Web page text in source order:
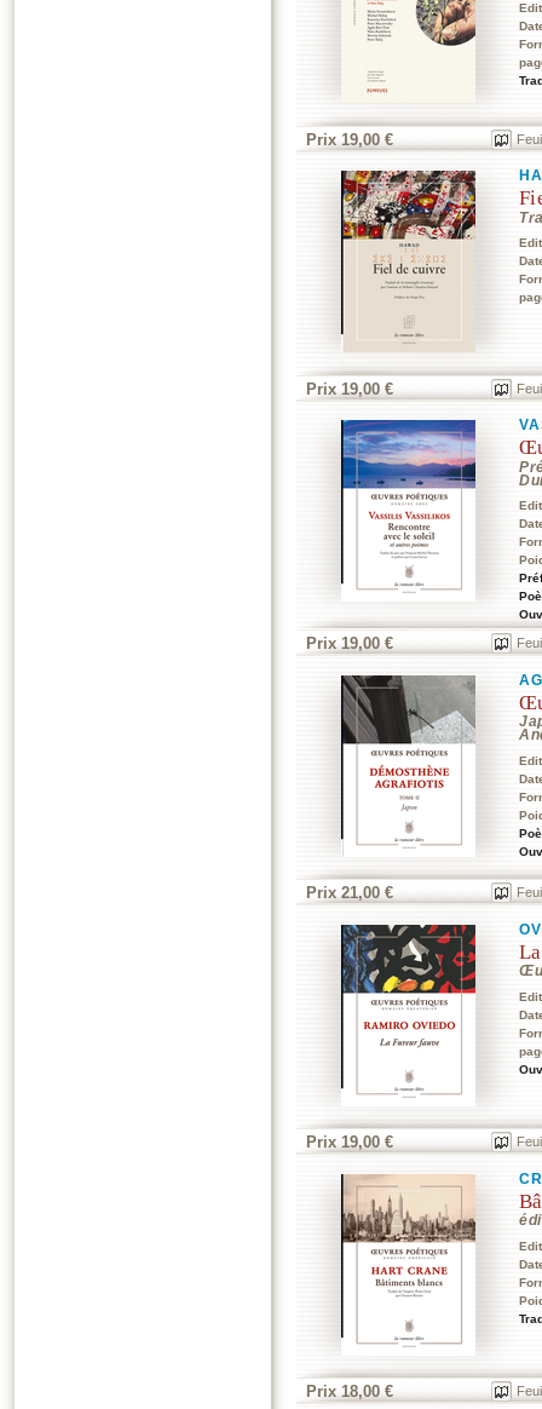
Prix 19,00 €
Prix 19,00 €
Prix 19,00 €
Prix 21,00 €
Prix 19,00 €
Prix 18,00 €